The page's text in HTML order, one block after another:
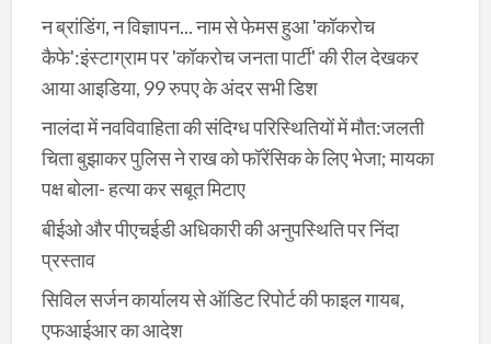
न ब्रांडिंग, न विज्ञापन... नाम से फेमस हुआ 'कॉकरोच
कैफे':इंस्टाग्राम पर 'कॉकरोच जनता पार्टी' की रील देखकर
आया आइडिया, 99 रुपए के अंदर सभी डिश
नालंदा में नवविवाहिता की संदिग्ध परिस्थितियों में मौत:जलती
चिता बुझाकर पुलिस ने राख को फॉरेंसिक के लिए भेजा; मायका
पक्ष बोला- हत्या कर सबूत मिटाए
बीईओ और पीएचईडी अधिकारी की अनुपस्थिति पर निंदा
प्रस्ताव
सिविल सर्जन कार्यालय से ऑडिट रिपोर्ट की फाइल गायब,
एफआईआर का आदेश